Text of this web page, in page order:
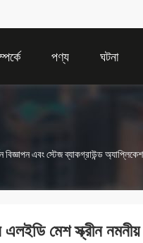
পণ্য ঘটনা
এবং স্টেজ ব্যাকগ্রাউন্ড
মেশ স্ক্রীন নমনীয়